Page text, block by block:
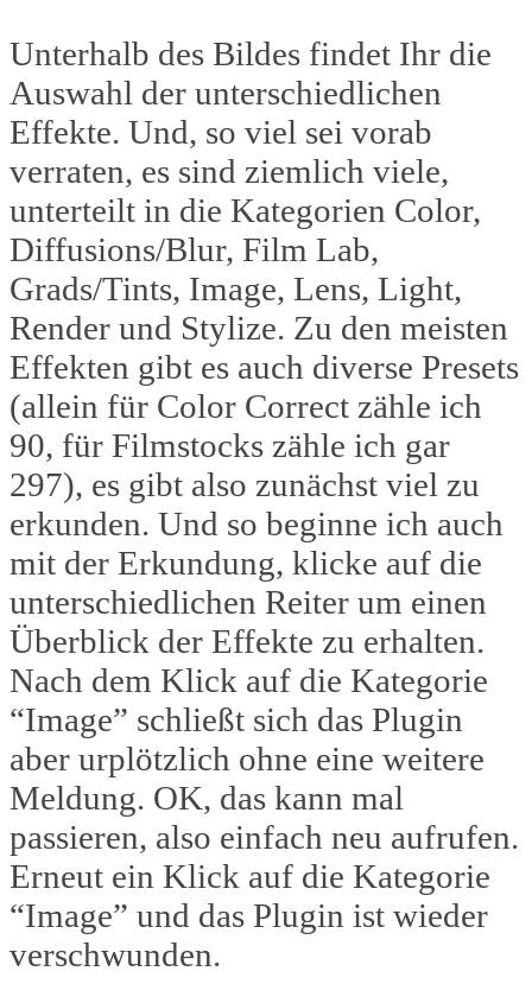
Unterhalb des Bildes findet Ihr die
Auswahl der unterschiedlichen
Effekte. Und, so viel sei vorab
verraten, es sind ziemlich viele,
unterteilt in die Kategorien Color,
Diffusions/Blur, Film Lab,
Grads/Tints, Image, Lens, Light,
Render und Stylize. Zu den meisten
Effekten gibt es auch diverse Presets
(allein für Color Correct zähle ich
90, für Filmstocks zähle ich gar
297), es gibt also zunächst viel zu
erkunden. Und so beginne ich auch
mit der Erkundung, klicke auf die
unterschiedlichen Reiter um einen
Überblick der Effekte zu erhalten.
Nach dem Klick auf die Kategorie
“Image” schließt sich das Plugin
aber urplötzlich ohne eine weitere
Meldung. OK, das kann mal
passieren, also einfach neu aufrufen.
Erneut ein Klick auf die Kategorie
“Image” und das Plugin ist wieder
verschwunden.